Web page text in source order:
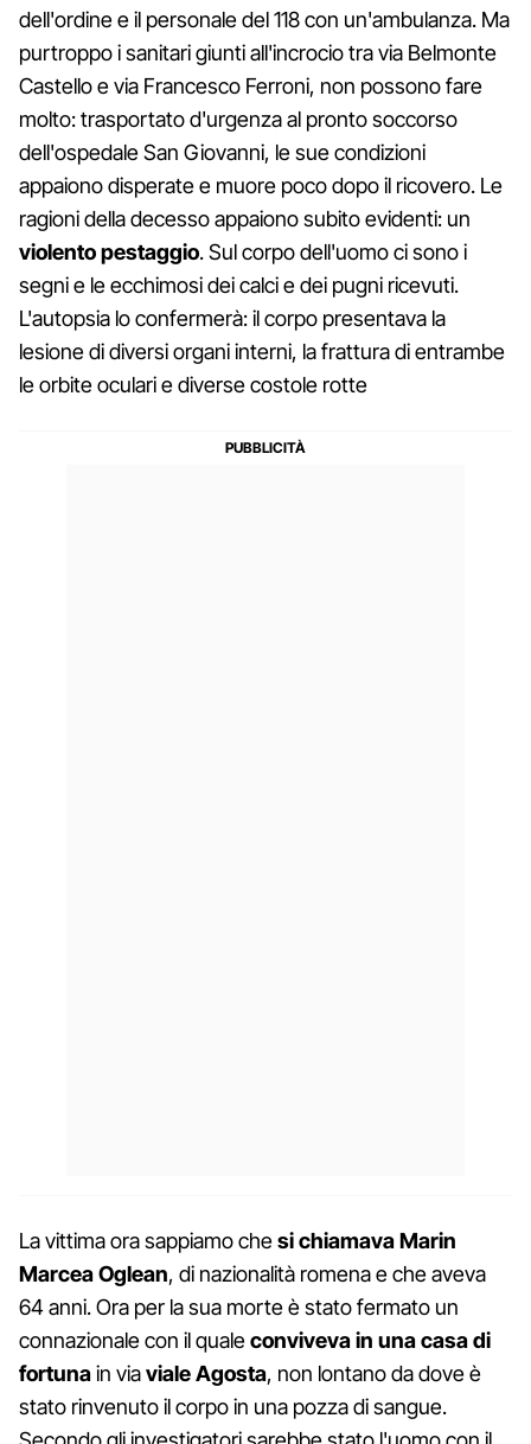
dell'ordine e il personale del 118 con un'ambulanza. Ma
purtroppo i sanitari giunti all'incrocio tra via Belmonte
Castello e via Francesco Ferroni, non possono fare
molto: trasportato d'urgenza al pronto soccorso
dell'ospedale San Giovanni, le sue condizioni
appaiono disperate e muore poco dopo il ricovero. Le
ragioni della decesso appaiono subito evidenti: un
violento pestaggio. Sul corpo dell'uomo ci sono i
segni e le ecchimosi dei calci e dei pugni ricevuti.
L'autopsia lo confermerà: il corpo presentava la
lesione di diversi organi interni, la frattura di entrambe
le orbite oculari e diverse costole rotte
La vittima ora sappiamo chesi chiamava Marin
Marcea Oglean, di nazionalità romena e che aveva
64 anni. Ora per la sua morte è stato fermato un
connazionale con il qualeconviveva in una casa di
fortunain viaviale Agosta, non lontano da dove è
stato rinvenuto il corpo in una pozza di sangue.